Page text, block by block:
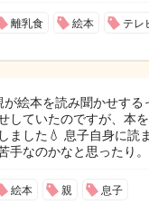
離乳食 絵本 テレ
絵本を読み聞かせす
していたのですが、本
ました💧 息子自身に読
手なのかなと思ったり
絵本 親 息子